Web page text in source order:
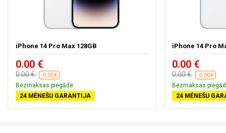
iPhone 14 Pro Max 128GB
0.00 €
0.00 € -0.00 €
Bezmaksas piegāde
24 MĒNEŠU GARANTIJA
iPhone 14 Pro
0.00 €
0.00 € -0.00 €
Bezmaksas
24 MĒNEŠU